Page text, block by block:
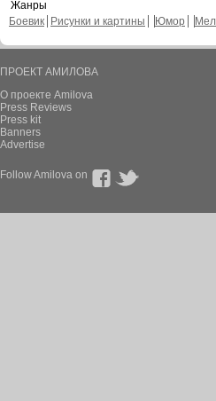
Жанры
Боевик
Рисунки и картины Юмор
ПРОЕКТ АМИЛОВА
О проекте Amilova
Press Reviews
Press kit
Banners
Advertise
Follow Amilova on